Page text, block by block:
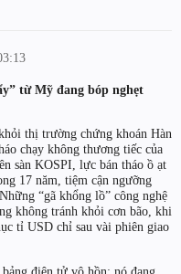
từ Mỹ đang bóp nghẹt
thị trường chứng khoán Hàn
chạy không thương tiếc của
sàn KOSPI, lực bán tháo ồ ạt
17 năm, tiệm cận ngưỡng
“gã khổng lồ” công nghệ
không tránh khỏi cơn bão, khi
tỉ USD chỉ sau vài phiên giao
điện tử vô hồn; nó đang